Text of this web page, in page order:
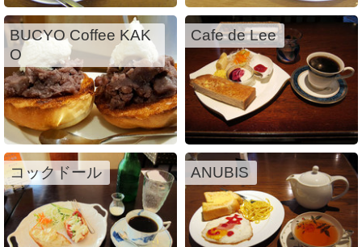
BUCYO Coffee KAK
O
Cafe de Lee
コックドール ANUBIS